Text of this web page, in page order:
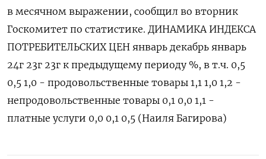
в месячном выражении, сообщил во вторник
Госкомитет по статистике. ДИНАМИКА ИНДЕКСА
ПОТРЕБИТЕЛЬСКИХ ЦЕН январь декабрь январь
24г 23г 23г к предыдущему периоду %, в т.ч. 0,5
0,5 1,0 - продовольственные товары 1,1 1,0 1,2 -
непродовольственные товары 0,1 0,0 1,1 -
платные услуги 0,0 0,1 0,5 (Наиля Багирова)